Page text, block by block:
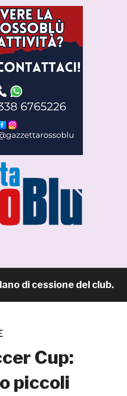
cessione del club. IL
Cup:
piccoli